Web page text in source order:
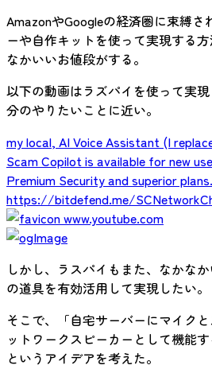
AmazonやGoogleの経済圏に束縛さ
ーや自作キットを使って実現する
なかいいお値段がする。
以下の動画はラズパイを使って実
分のやりたいことに近い。
my local, AI Voice Assistant (I
Scam Copilot is available for new
Premium Security and superior
https://bitdefend.me/
www.youtube.com
しかし、ラスパイもまた、なかな
の道具を有効活用して実現したい。
そこで、「自宅サーバーにマイク
ットワークスピーカーとして機能す
というアイデアを考えた。